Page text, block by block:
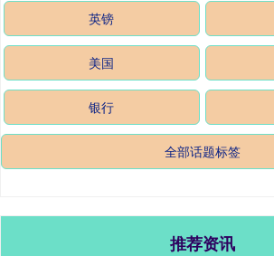
英镑
美国
银行
全部话题标签
推荐资讯